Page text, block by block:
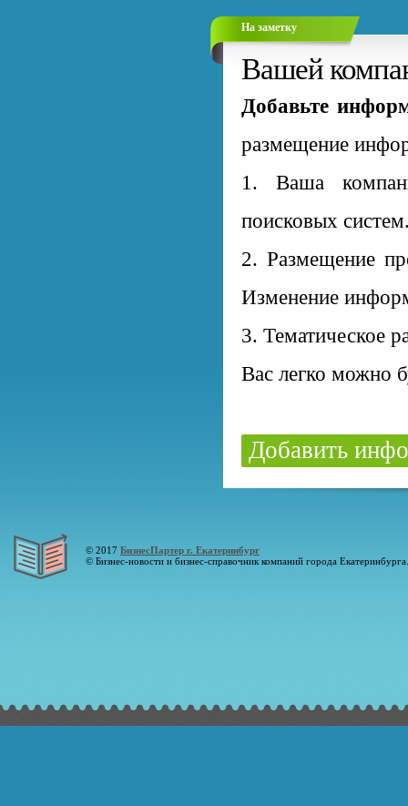
На заметку
Вашей
Добавьте
размещение
1. Ваша
поисковых
2. Размещение
Изменение
3. Тематическое
Вас легко можно
Добавить
© 2017 БизнесПартер г. Екатеринбург
© Бизнес-новости и бизнес-справочник компаний города